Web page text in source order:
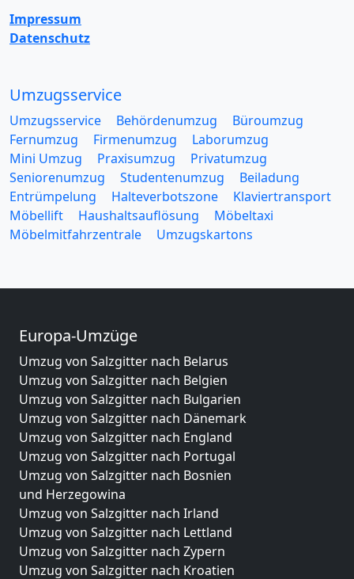
Impressum
Datenschutz
Umzugsservice
Umzugsservice Behördenumzug
Büroumzug
Fernumzug
Firmenumzug
Laborumzug
Mini Umzug
Praxisumzug
Privatumzug
Seniorenumzug
Studentenumzug
Beiladung
Entrümpelung
Halteverbotszone
Klaviertransport
Möbellift
Haushaltsauflösung
Möbeltaxi
Möbelmitfahrzentrale
Umzugskartons
Europa-Umzüge
Umzug von Salzgitter nach Belarus
Umzug von Salzgitter nach Belgien
Umzug von Salzgitter nach Bulgarien
Umzug von Salzgitter nach Dänemark
Umzug von Salzgitter nach England
Umzug von Salzgitter nach Portugal
Umzug von Salzgitter nach Bosnien
und Herzegowina
Umzug von Salzgitter nach Irland
Umzug von Salzgitter nach Lettland
Umzug von Salzgitter nach Zypern
Umzug von Salzgitter nach Kroatien